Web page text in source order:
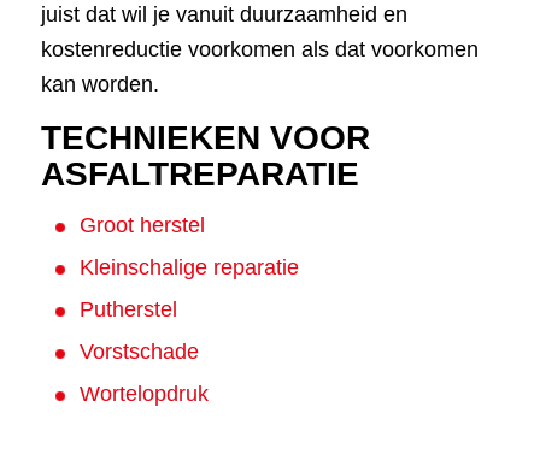
juist dat wil je vanuit duurzaamheid en
kostenreductie voorkomen als dat voorkomen
kan worden.
TECHNIEKEN VOOR
ASFALTREPARATIE
Groot herstel
Kleinschalige reparatie
Putherstel
Vorstschade
Wortelopdruk